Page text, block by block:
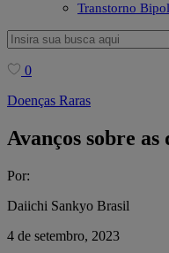
Transtorno
0
Doenças Raras
Avanços sobre
Por:
Daiichi Sankyo Brasil
4 de setembro, 2023